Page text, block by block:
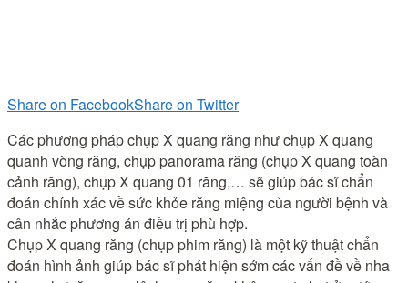
Share on FacebookShare on Twitter
Các phương pháp chụp X quang răng như chụp X quang
quanh vòng răng, chụp panorama răng (chụp X quang toàn
cảnh răng), chụp X quang 01 răng,… sẽ giúp bác sĩ chẩn
đoán chính xác về sức khỏe răng miệng của người bệnh và
cân nhắc phương án điều trị phù hợp.
Chụp X quang răng (chụp phim răng) là một kỹ thuật chẩn
đoán hình ảnh giúp bác sĩ phát hiện sớm các vấn đề về nha